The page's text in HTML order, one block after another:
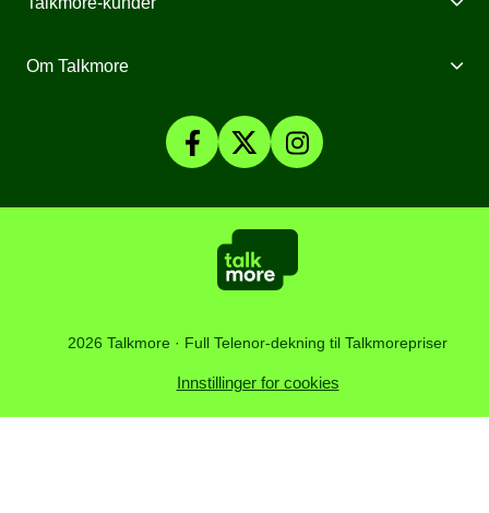
Priser
Mine Sider
Om Talkmore
Personvern og Cookies
Affiliate
2026 Talkmore · Full Telenor-dekning til Talkmorepriser
Innstillinger for cookies